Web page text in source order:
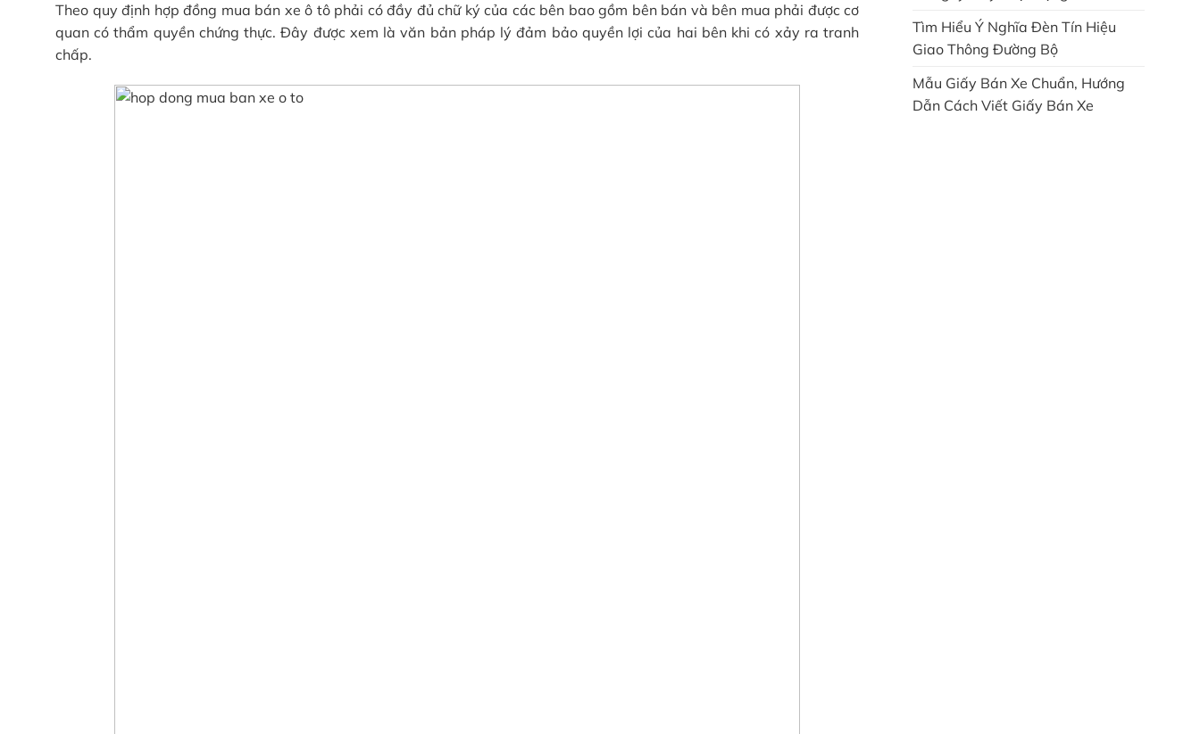
Theo quy định hợp đồng mua bán xe ô tô phải có đầy đủ chữ ký của các bên bao gồm bên bán và bên mua phải được cơ
quan có thẩm quyền chứng thực. Đây được xem là văn bản pháp lý đảm bảo quyền lợi của hai bên khi có xảy ra tranh
chấp.
Tìm Hiểu Ý Nghĩa Đèn Tín Hiệu
Giao Thông Đường Bộ
Mẫu Giấy Bán Xe Chuẩn, Hướng
Dẫn Cách Viết Giấy Bán Xe